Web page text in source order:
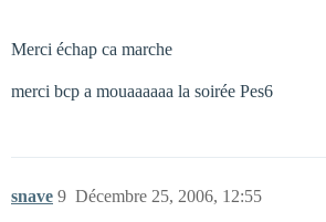
Merci échap ca marche
merci bcp a mouaaaaaa la soirée Pes6
snave Décembre 25, 2006, 12:55
9